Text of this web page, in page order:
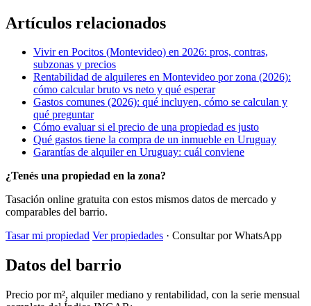
Artículos relacionados
Vivir en Pocitos (Montevideo) en 2026: pros, contras,
subzonas y precios
Rentabilidad de alquileres en Montevideo por zona (2026):
cómo calcular bruto vs neto y qué esperar
Gastos comunes (2026): qué incluyen, cómo se calculan y
qué preguntar
Cómo evaluar si el precio de una propiedad es justo
Qué gastos tiene la compra de un inmueble en Uruguay
Garantías de alquiler en Uruguay: cuál conviene
¿Tenés una propiedad en la zona?
Tasación online gratuita con estos mismos datos de mercado y
comparables del barrio.
Tasar mi propiedad Ver propiedades · Consultar por WhatsApp
Datos del barrio
Precio por m², alquiler mediano y rentabilidad, con la serie mensual